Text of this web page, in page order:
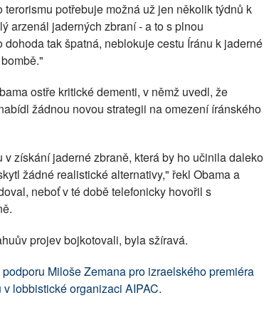
potřebuje možná už jen několik týdnů k
arzenál jaderných zbraní - a to s plnou
tak špatná, neblokuje cestu Íránu k jaderné
ostře kritické dementi, v němž uvedl, že
žádnou novou strategii na omezení íránského
získání jaderné zbraně, která by ho učinila daleko
žádné realistické alternativy," řekl Obama a
neboť v té době telefonicky hovořil s
projev bojkotovali, byla sžíravá.
Miloše Zemana pro izraelského premiéra
lobbistické organizaci AIPAC.